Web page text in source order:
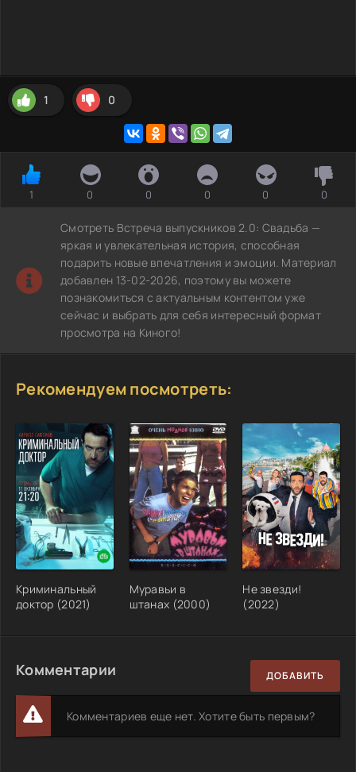
1 0
1 0 0 0 0 0
Смотреть Встреча выпускников 2.0: Свадьба —
яркая и увлекательная история, способная
подарить новые впечатления и эмоции. Материал
добавлен 13-02-2026, поэтому вы можете
познакомиться с актуальным контентом уже
сейчас и выбрать для себя интересный формат
просмотра на Киного!
Рекомендуем посмотреть:
Криминальный
доктор (2021)
Муравьи в
штанах (2000)
Не звезди!
(2022)
Комментарии ДОБАВИТЬ
Комментариев еще нет. Хотите быть первым?